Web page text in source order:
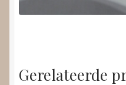
Gerelateerde